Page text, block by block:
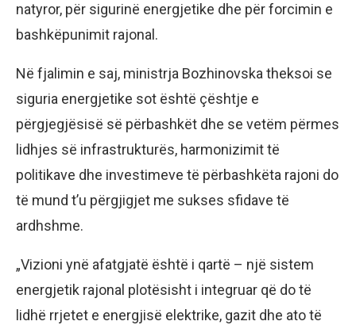
natyror, për sigurinë energjetike dhe për forcimin e
bashkëpunimit rajonal.
Në fjalimin e saj, ministrja Bozhinovska theksoi se
siguria energjetike sot është çështje e
përgjegjësisë së përbashkët dhe se vetëm përmes
lidhjes së infrastrukturës, harmonizimit të
politikave dhe investimeve të përbashkëta rajoni do
të mund t’u përgjigjet me sukses sfidave të
ardhshme.
„Vizioni ynë afatgjatë është i qartë – një sistem
energjetik rajonal plotësisht i integruar që do të
lidhë rrjetet e energjisë elektrike, gazit dhe ato të